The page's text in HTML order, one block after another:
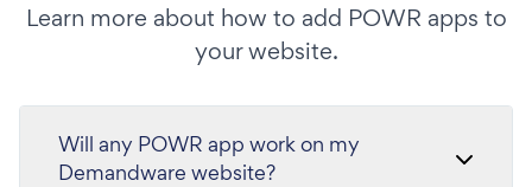
Learn more about how to add POWR apps to
your website.
Will any POWR app work on my
Demandware website?